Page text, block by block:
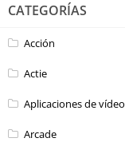
CATEGORÍAS
Acción
Actie
Aplicaciones de vídeo
Arcade